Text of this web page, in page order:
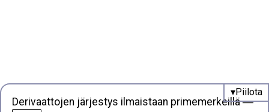
Derivaattojen järjestys ilmaistaan primemerkeillä—